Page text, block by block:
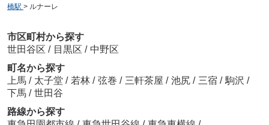
橋駅 > ルナーレ
市区町村から探す
世田谷区 / 目黒区 / 中野区
町名から探す
上馬 / 太子堂 / 若林 / 弦巻 / 三軒茶屋 / 池尻 / 三宿 / 駒沢 /
下馬 / 世田谷
路線から探す